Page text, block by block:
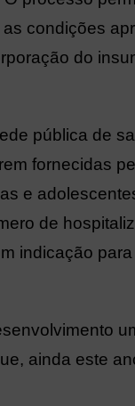
condições
do
pública de
fornecidas
e
de
indicação
ainda este